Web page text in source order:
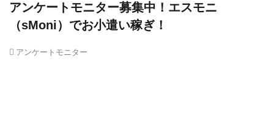
アンケートモニター募集中！エスモニ
（sMoni）でお小遣い稼ぎ！
アンケートモニター